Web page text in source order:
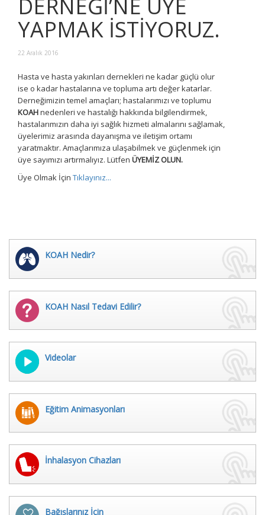
DERNEĞİ’NE ÜYE
YAPMAK İSTİYORUZ.
22 Aralık 2016
Hasta ve hasta yakınları dernekleri ne kadar güçlü olur
ise o kadar hastalarına ve topluma artı değer katarlar.
Derneğimizin temel amaçları; hastalarımızı ve toplumu
KOAHnedenleri ve hastalığı hakkında bilgilendirmek,
hastalarımızın daha iyi sağlık hizmeti almalarını sağlamak,
üyelerimiz arasında dayanışma ve iletişim ortamı
yaratmaktır. Amaçlarımıza ulaşabilmek ve güçlenmek için
üye sayımızı artırmalıyız. Lütfen ÜYEMİZ OLUN.
Üye Olmak İçin Tıklayınız...
KOAH Nedir?
KOAH Nasıl Tedavi Edilir?
Videolar
Eğitim Animasyonları
İnhalasyon Cihazları
Bağışlarınız İçin